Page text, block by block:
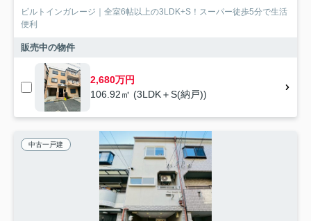
ビルトインガレージ｜全室6帖以上の3LDK+S！スーパー徒歩5分で生活
便利
販売中の物件
2,680万円
106.92㎡ (3LDK＋S(納戸))
中古一戸建